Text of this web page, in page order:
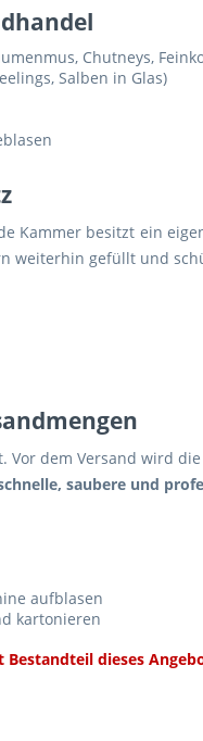
Chutneys,
Salben in Glas)
Kammer besitzt ein
weiterhin gefüllt und
dem Versand wird
saubere und
aufblasen
kartonieren
dieses